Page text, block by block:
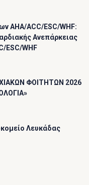
AHA/ACC/ESC/WHF:
Ανεπάρκειας
ESC/WHF
ΦΟΙΤΗΤΩΝ 2026
Λευκάδας